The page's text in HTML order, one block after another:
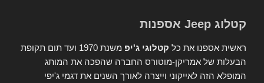
קטלוג Jeep אספנות
ראשית אספנו את כל קטלוגי ג'יפ
משנת 1970 ועד תום תקופת
הבעלות של אמריקן-מוטורס החברה שהפכה את המותג
המופלא הזה לאייקוני וייצרה לאורך השנים את דגמי ג'יפי